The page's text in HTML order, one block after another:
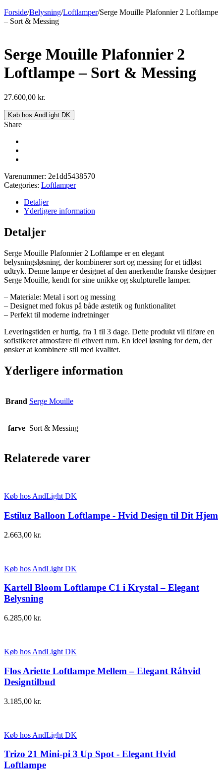
Forside/Belysning/Loftlamper/Serge Mouille Plafonnier 2 Loftlampe
– Sort & Messing
Serge Mouille Plafonnier 2
Loftlampe – Sort & Messing
27.600,00 kr.
Køb hos AndLight DK
Share
Varenummer: 2e1dd5438570
Categories: Loftlamper
Detaljer
Yderligere information
Detaljer
Serge Mouille Plafonnier 2 Loftlampe er en elegant
belysningsløsning, der kombinerer sort og messing for et tidløst
udtryk. Denne lampe er designet af den anerkendte franske designer
Serge Mouille, kendt for sine unikke og skulpturelle lamper.
– Materiale: Metal i sort og messing
– Designet med fokus på både æstetik og funktionalitet
– Perfekt til moderne indretninger
Leveringstiden er hurtig, fra 1 til 3 dage. Dette produkt vil tilføre en
sofistikeret atmosfære til ethvert rum. En ideel løsning for dem, der
ønsker at kombinere stil med kvalitet.
Yderligere information
Brand Serge Mouille
farve Sort & Messing
Relaterede varer
Køb hos AndLight DK
Estiluz Balloon Loftlampe - Hvid Design til Dit Hjem
2.663,00 kr.
Køb hos AndLight DK
Kartell Bloom Loftlampe C1 i Krystal – Elegant
Belysning
6.285,00 kr.
Køb hos AndLight DK
Flos Ariette Loftlampe Mellem – Elegant Råhvid
Designtilbud
3.185,00 kr.
Køb hos AndLight DK
Trizo 21 Mini-pi 3 Up Spot - Elegant Hvid
Loftlampe